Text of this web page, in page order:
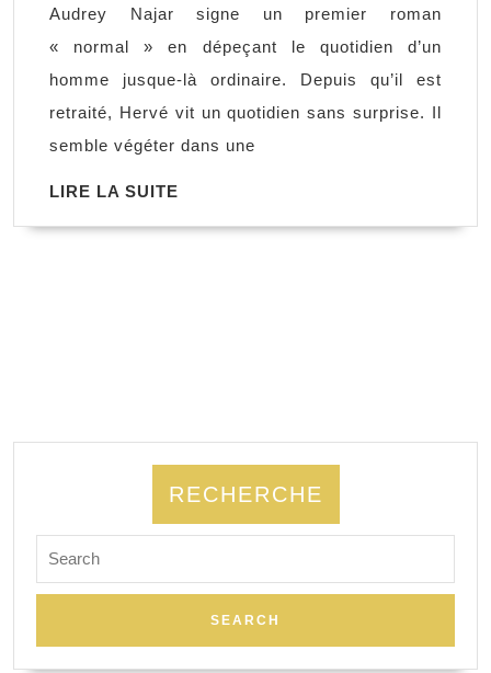
Najar
Audrey Najar signe un premier roman
« normal » en dépeçant le quotidien d’un
homme jusque-là ordinaire. Depuis qu’il est
retraité, Hervé vit un quotidien sans surprise. Il
semble végéter dans une
LIRE LA SUITE
RECHERCHE
for: